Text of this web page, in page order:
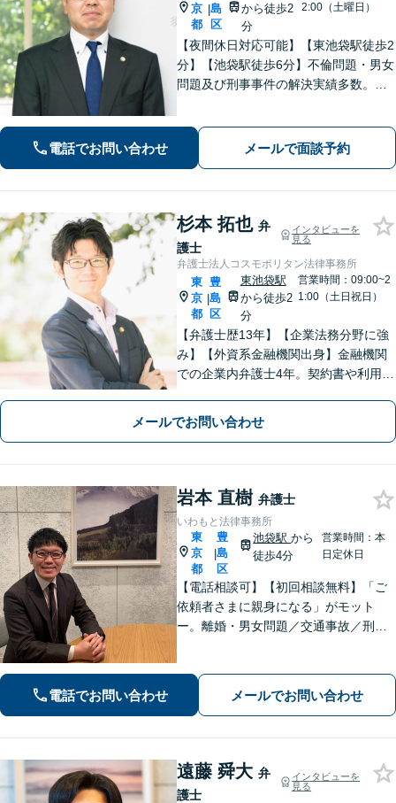
京
都
|島
区
から徒歩2
分
2:00（土曜日）
【夜間休日対応可能】【東池袋駅徒歩2
分】【池袋駅徒歩6分】不倫問題・男女
問題及び刑事事件の解決実績多数。
電話でお問い合わせ メールで面談予約
杉本 拓也 弁
護士
インタビューを
見る
弁護士法人コスモポリタン法律事務所
東
京
都
|
豊
島
区
東池袋駅
から徒歩2
分
営業時間：09:00~2
1:00（土日祝日）
【弁護士歴13年】【企業法務分野に強
み】【外資系金融機関出身】金融機関
での企業内弁護士4年。契約書や利用規
継、誹謗中傷対策などご相談くださ
い。【債権回収】交渉から、訴訟、差
メールでお問い合わせ
岩本 直樹 弁護士
いわもと法律事務所
東
京
都
|
豊
島
区
池袋駅から
徒歩4分
営業時間：本
日定休日
【電話相談可】【初回相談無料】「ご
依頼者さまに親身になる」がモット
ー。離婚・男女問題／交通事故／刑事
トラブルも解決まで尽力します【休
日・夜間相談可】【完全個室】【池袋
電話でお問い合わせ メールでお問い合わせ
遠藤 舜大 弁
護士
インタビューを
見る